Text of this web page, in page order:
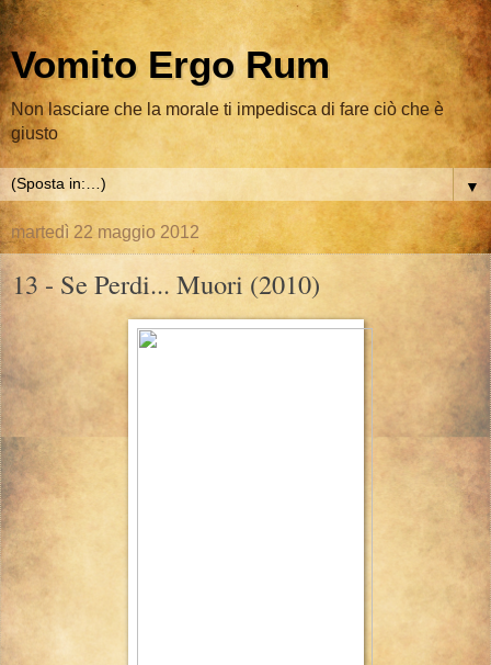
Vomito Ergo Rum
Non lasciare che la morale ti impedisca di fare ciò che è
giusto
▼
martedì 22 maggio 2012
13 - Se Perdi... Muori (2010)